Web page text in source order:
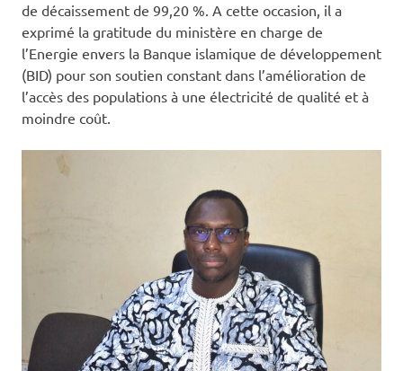
de décaissement de 99,20 %. A cette occasion, il a
exprimé la gratitude du ministère en charge de
l’Energie envers la Banque islamique de développement
(BID) pour son soutien constant dans l’amélioration de
l’accès des populations à une électricité de qualité et à
moindre coût.